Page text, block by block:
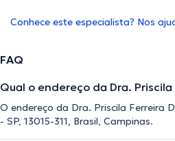
Conhece este especialista? Nos
FAQ
Qual o endereço da Dra.
O endereço da Dra. Priscila Ferreira
- SP, 13015-311, Brasil, Campinas.